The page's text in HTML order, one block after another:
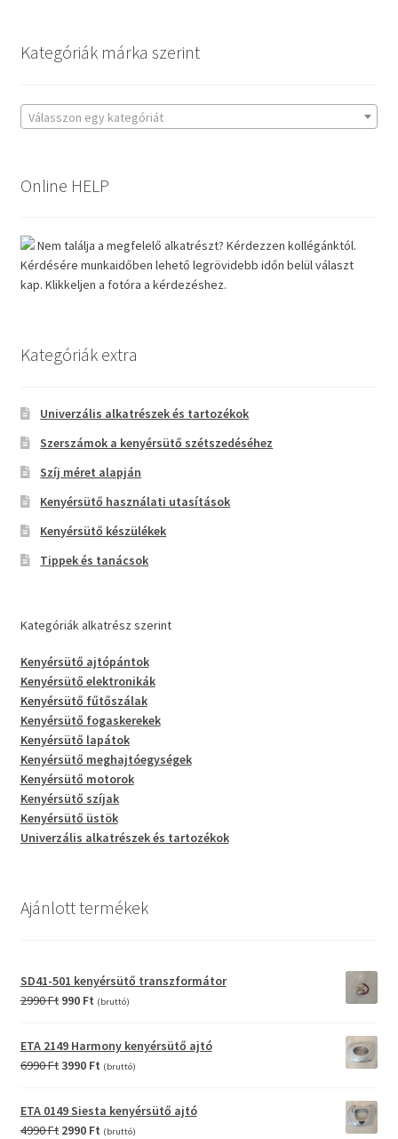
Kategóriák márka szerint
Válasszon egy kategóriát
Online HELP
Nem találja a megfelelő alkatrészt? Kérdezzen kollégánktól.
Kérdésére munkaidőben lehető legrövidebb időn belül választ
kap. Klikkeljen a fotóra a kérdezéshez.
Kategóriák extra
Univerzális alkatrészek és tartozékok
Szerszámok a kenyérsütő szétszedéséhez
Szíj méret alapján
Kenyérsütő használati utasítások
Kenyérsütő készülékek
Tippek és tanácsok
Kategóriák alkatrész szerint
Kenyérsütő ajtópántok
Kenyérsütő elektronikák
Kenyérsütő fűtőszálak
Kenyérsütő fogaskerekek
Kenyérsütő lapátok
Kenyérsütő meghajtóegységek
Kenyérsütő motorok
Kenyérsütő szíjak
Kenyérsütő üstök
Univerzális alkatrészek és tartozékok
Ajánlott termékek
SD41-501 kenyérsütő transzformátor
2990Ft Original
was:
2990 Ft.
990 FtCurrent
990 Ft.
(bruttó)
ETA 2149 Harmony kenyérsütő ajtó
6990FtOriginal
was:
6990 Ft.
3990 FtCurrent
is:
3990 Ft.
(bruttó)
ETA 0149 Siesta kenyérsütő ajtó
4990Ft Original
2990 FtCurrent
(bruttó)